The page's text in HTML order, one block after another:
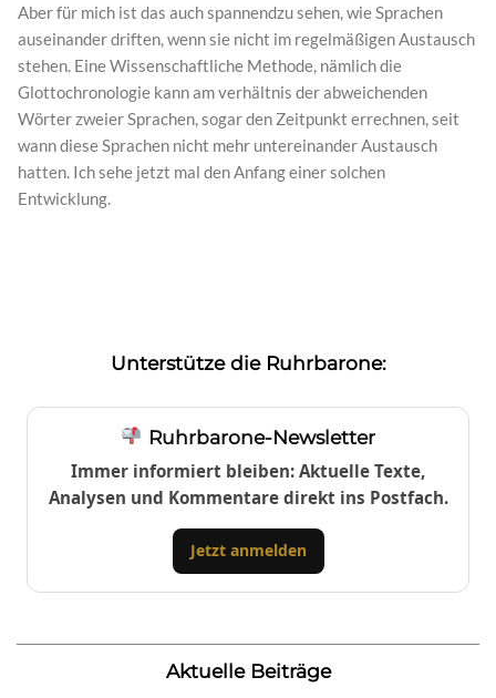
Aber für mich ist das auch spannendzu sehen, wie Sprachen
auseinander driften, wenn sie nicht im regelmäßigen Austausch
stehen. Eine Wissenschaftliche Methode, nämlich die
Glottochronologie kann am verhältnis der abweichenden
Wörter zweier Sprachen, sogar den Zeitpunkt errechnen, seit
wann diese Sprachen nicht mehr untereinander Austausch
hatten. Ich sehe jetzt mal den Anfang einer solchen
Entwicklung.
Unterstütze die Ruhrbarone:
Ruhrbarone-Newsletter
Immer informiert bleiben: Aktuelle Texte,
Analysen und Kommentare direkt ins Postfach.
Jetzt anmelden
Aktuelle Beiträge